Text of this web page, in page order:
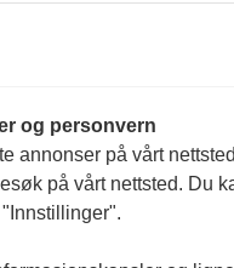
er et redaksjonelt
varsom-plakaten og
og personvern
annonser på vårt
på vårt nettsted. Du